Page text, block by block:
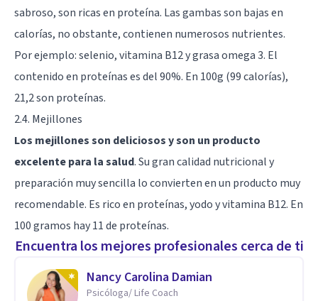
sabroso, son ricas en proteína. Las gambas son bajas en
calorías, no obstante, contienen numerosos nutrientes.
Por ejemplo: selenio, vitamina B12 y grasa omega 3. El
contenido en proteínas es del 90%. En 100g (99 calorías),
21,2 son proteínas.
2.4. Mejillones
Los mejillones son deliciosos y son un producto
excelente para la salud. Su gran calidad nutricional y
preparación muy sencilla lo convierten en un producto muy
recomendable. Es rico en proteínas, yodo y vitamina B12. En
100 gramos hay 11 de proteínas.
Encuentra los mejores profesionales cerca de ti
Nancy Carolina Damian
Psicóloga/ Life Coach